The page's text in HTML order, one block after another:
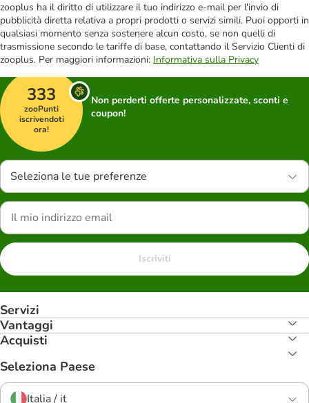
zooplus ha il diritto di utilizzare il tuo indirizzo e-mail per l'invio di
pubblicità diretta relativa a propri prodotti o servizi simili. Puoi opporti in
qualsiasi momento senza sostenere alcun costo, se non quelli di
trasmissione secondo le tariffe di base, contattando il Servizio Clienti di
zooplus. Per maggiori informazioni: Informativa sulla Privacy
333
zooPunti
iscrivendoti
ora!
Non perderti offerte personalizzate, sconti e
coupon!
Seleziona le tue preferenze
Iscriviti
Servizi
Vantaggi
Acquisti
Seleziona Paese
Italia / it